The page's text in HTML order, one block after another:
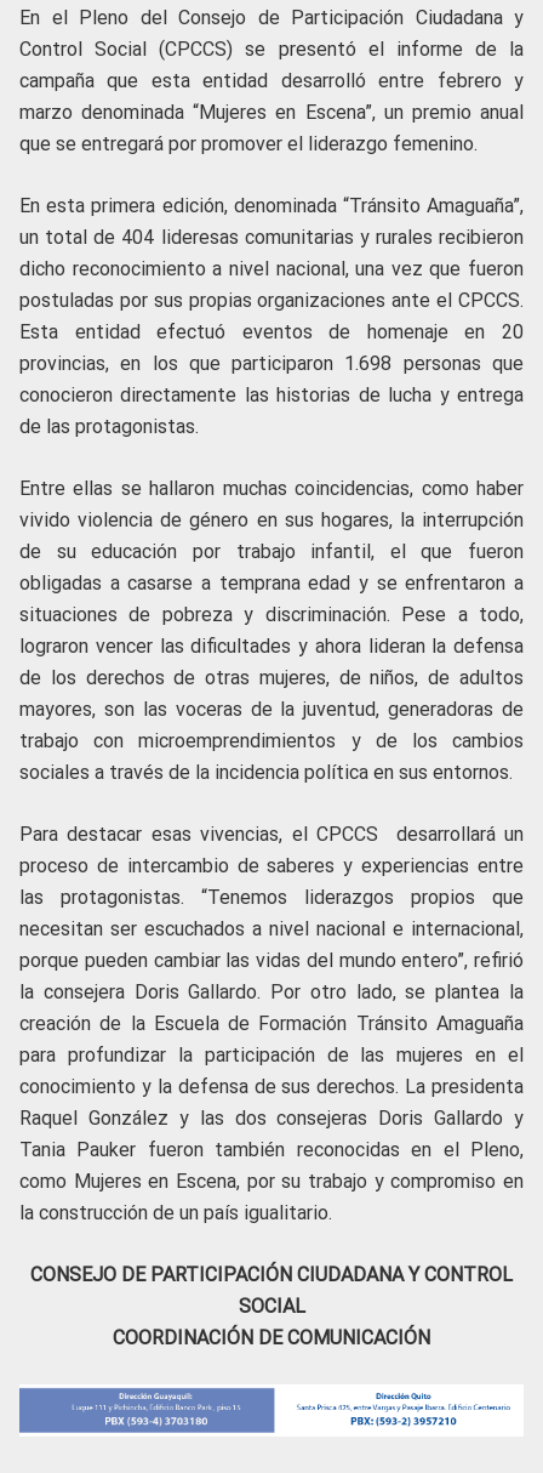
En el Pleno del Consejo de Participación Ciudadana y
Control Social (CPCCS) se presentó el informe de la
campaña que esta entidad desarrolló entre febrero y
marzo denominada “Mujeres en Escena”, un premio anual
que se entregará por promover el liderazgo femenino.
En esta primera edición, denominada “Tránsito Amaguaña”,
un total de 404 lideresas comunitarias y rurales recibieron
dicho reconocimiento a nivel nacional, una vez que fueron
postuladas por sus propias organizaciones ante el CPCCS.
Esta entidad efectuó eventos de homenaje en 20
provincias, en los que participaron 1.698 personas que
conocieron directamente las historias de lucha y entrega
de las protagonistas.
Entre ellas se hallaron muchas coincidencias, como haber
vivido violencia de género en sus hogares, la interrupción
de su educación por trabajo infantil, el que fueron
obligadas a casarse a temprana edad y se enfrentaron a
situaciones de pobreza y discriminación. Pese a todo,
lograron vencer las dificultades y ahora lideran la defensa
de los derechos de otras mujeres, de niños, de adultos
mayores, son las voceras de la juventud, generadoras de
trabajo con microemprendimientos y de los cambios
sociales a través de la incidencia política en sus entornos.
Para destacar esas vivencias, el CPCCS desarrollará un
proceso de intercambio de saberes y experiencias entre
las protagonistas. “Tenemos liderazgos propios que
necesitan ser escuchados a nivel nacional e internacional,
porque pueden cambiar las vidas del mundo entero”, refirió
la consejera Doris Gallardo. Por otro lado, se plantea la
creación de la Escuela de Formación Tránsito Amaguaña
para profundizar la participación de las mujeres en el
conocimiento y la defensa de sus derechos. La presidenta
Raquel González y las dos consejeras Doris Gallardo y
Tania Pauker fueron también reconocidas en el Pleno,
como Mujeres en Escena, por su trabajo y compromiso en
la construcción de un país igualitario.
CONSEJO DE PARTICIPACIÓN CIUDADANA Y CONTROL
SOCIAL
COORDINACIÓN DE COMUNICACIÓN